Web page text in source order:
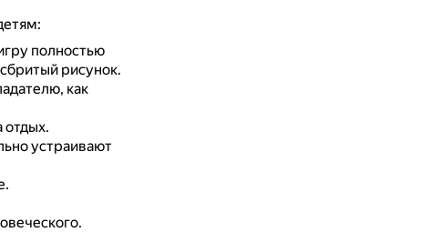
полностью
рисунок.
как
отдых.
устраивают